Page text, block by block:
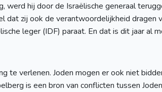
werd hij door de Israëlische generaal
zij ook de verantwoordelijkheid dragen
leger (IDF) paraat. En dat is dit jaar al
verlenen. Joden mogen er ook niet
is een bron van conflicten tussen